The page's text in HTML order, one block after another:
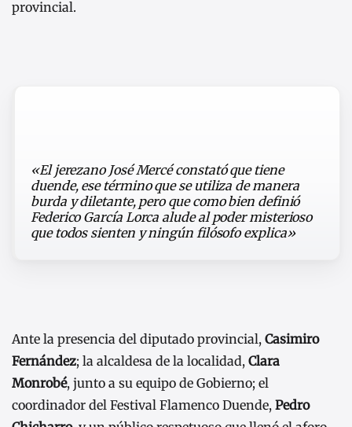
provincial.
«El jerezano José Mercé constató que tiene
duende, ese término que se utiliza de manera
burda y diletante, pero que como bien definió
Federico García Lorca alude al poder misterioso
que todos sienten y ningún filósofo explica»
Ante la presencia del diputado provincial, Casimiro
Fernández; la alcaldesa de la localidad, Clara
Monrobé, junto a su equipo de Gobierno; el
coordinador del Festival Flamenco Duende, Pedro